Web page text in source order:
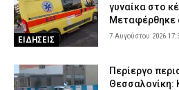
ΑΣΤΥΝΟΜΙΑ 7 Αυγούστου 2026 11:40
ΕΙΔΗΣΕΙΣ
γυναίκα στο
Μεταφέρθηκε
7 Αυγούστου 2026
Περίεργο
Θεσσαλονίκη: